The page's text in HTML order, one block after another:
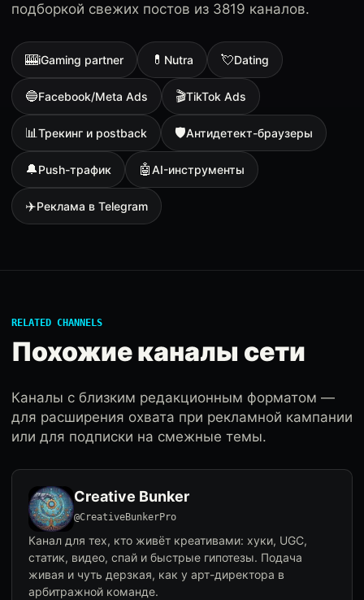
подборкой свежих постов из 3819 каналов.
🎰iGaming partner 💊 Nutra 💘Dating
🔵Facebook/Meta Ads 🎬TikTok Ads
📊Трекинг и postback 🛡Антидетект-браузеры
🔔Push-трафик 🤖AI-инструменты
✈️Реклама в Telegram
RELATED CHANNELS
Похожие каналы сети
Каналы с близким редакционным форматом —
для расширения охвата при рекламной кампании
или для подписки на смежные темы.
Creative Bunker
@CreativeBunkerPro
Канал для тех, кто живёт креативами: хуки, UGC,
статик, видео, спай и быстрые гипотезы. Подача
живая и чуть дерзкая, как у арт-директора в
арбитражной команде.